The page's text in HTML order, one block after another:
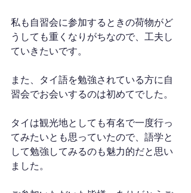
私も自習会に参加するときの荷物がど
うしても重くなりがちなので、工夫し
ていきたいです。
また、タイ語を勉強されている方に自
習会でお会いするのは初めてでした。
タイは観光地としても有名で一度行っ
てみたいとも思っていたので、語学と
して勉強してみるのも魅力的だと思い
ました。